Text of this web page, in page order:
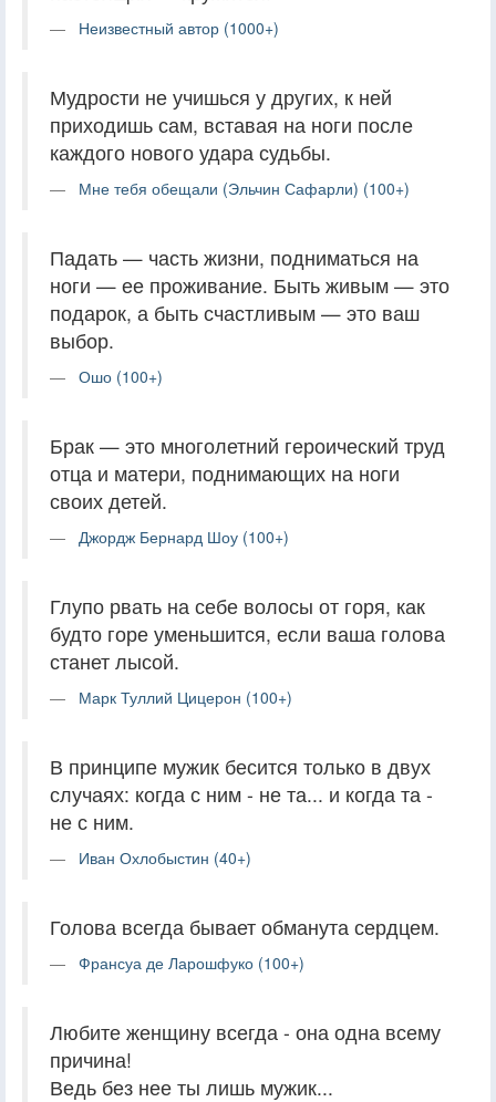
Неизвестный автор (1000+)
Мудрости не учишься у других, к ней
приходишь сам, вставая на ноги после
каждого нового удара судьбы.
Мне тебя обещали (Эльчин Сафарли) (100+)
Падать — часть жизни, подниматься на
ноги — ее проживание. Быть живым — это
подарок, а быть счастливым — это ваш
выбор.
Ошо (100+)
Брак — это многолетний героический труд
отца и матери, поднимающих на ноги
своих детей.
Джордж Бернард Шоу (100+)
Глупо рвать на себе волосы от горя, как
будто горе уменьшится, если ваша голова
станет лысой.
Марк Туллий Цицерон (100+)
В принципе мужик бесится только в двух
случаях: когда с ним - не та... и когда та -
не с ним.
Иван Охлобыстин (40+)
Голова всегда бывает обманута сердцем.
Франсуа де Ларошфуко (100+)
Любите женщину всегда - она одна всему
причина!
Ведь без нее ты лишь мужик...